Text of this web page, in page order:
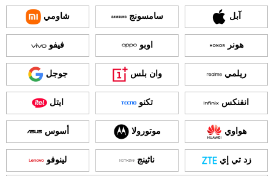
آبل سامسونج شاومي
هونر اوبو فيفو
ريلمي وان بلس جوجل
انفنكس تكنو ايتل
هواوي موتورولا أسوس
زد تي إي ناثينج لينوفو